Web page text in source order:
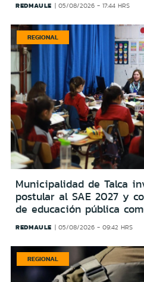
REDMAULE 05/08/2026 - 17:44 HRS
REGIONAL
Municipalidad de Talca
postular al SAE 2027 y
de educación pública
REDMAULE 05/08/2026 - 09:42 HRS
REGIONAL